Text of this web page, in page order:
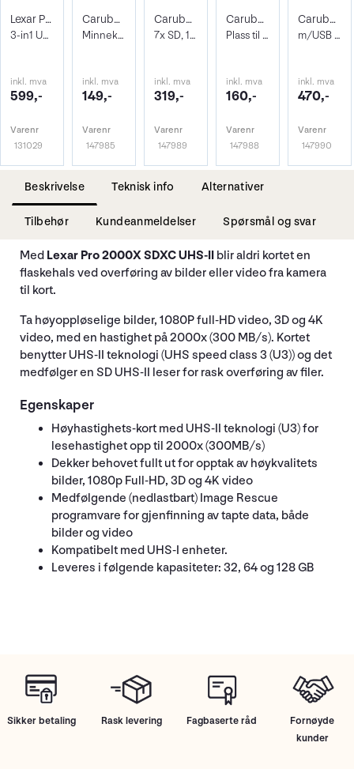
Lexar Professional Multi-Card Reader
3-in1 USB-C Kortleser SD/Micro SD/CF
inkl. mva
599,-
Varenr
131029
Caruba Kortholder MCC-2 8xSD
Minnekort etui til 8 SD-kort
inkl. mva
149,-
Varenr
147985
Caruba Kortholder MCC-7 m/USB3 Kortleser
7x SD, 16x mSD, 2x microSIM, 2x nanoSIM
inkl. mva
319,-
Varenr
147989
Caruba Kortholder MCC-6 4xSD + 4x microS
Plass til 4 x SD + 4 x microSD kort
inkl. mva
160,-
Varenr
147988
Caruba Kortholder MCC-8
m/USB 3.0 kortleser
inkl. mva
470,-
Varenr
147990
Beskrivelse Teknisk info Alternativer
Tilbehør Kundeanmeldelser Spørsmål og svar
Med Lexar Pro 2000X SDXC UHS-II blir aldri kortet en
flaskehals ved overføring av bilder eller video fra kamera
til kort.
Ta høyoppløselige bilder, 1080P full-HD video, 3D og 4K
video, med en hastighet på 2000x (300 MB/s). Kortet
benytter UHS-II teknologi (UHS speed class 3 (U3)) og det
medfølger en SD UHS-II leser for rask overføring av filer.
Egenskaper
Høyhastighets-kort med UHS-II teknologi (U3) for
lesehastighet opp til 2000x (300MB/s)
Dekker behovet fullt ut for opptak av høykvalitets
bilder, 1080p Full-HD, 3D og 4K video
Medfølgende (nedlastbart) Image Rescue
programvare for gjenfinning av tapte data, både
bilder og video
Kompatibelt med UHS-I enheter.
Leveres i følgende kapasiteter: 32, 64 og 128 GB
Sikker betaling Rask levering Fagbaserte råd
Fornøyde
kunder